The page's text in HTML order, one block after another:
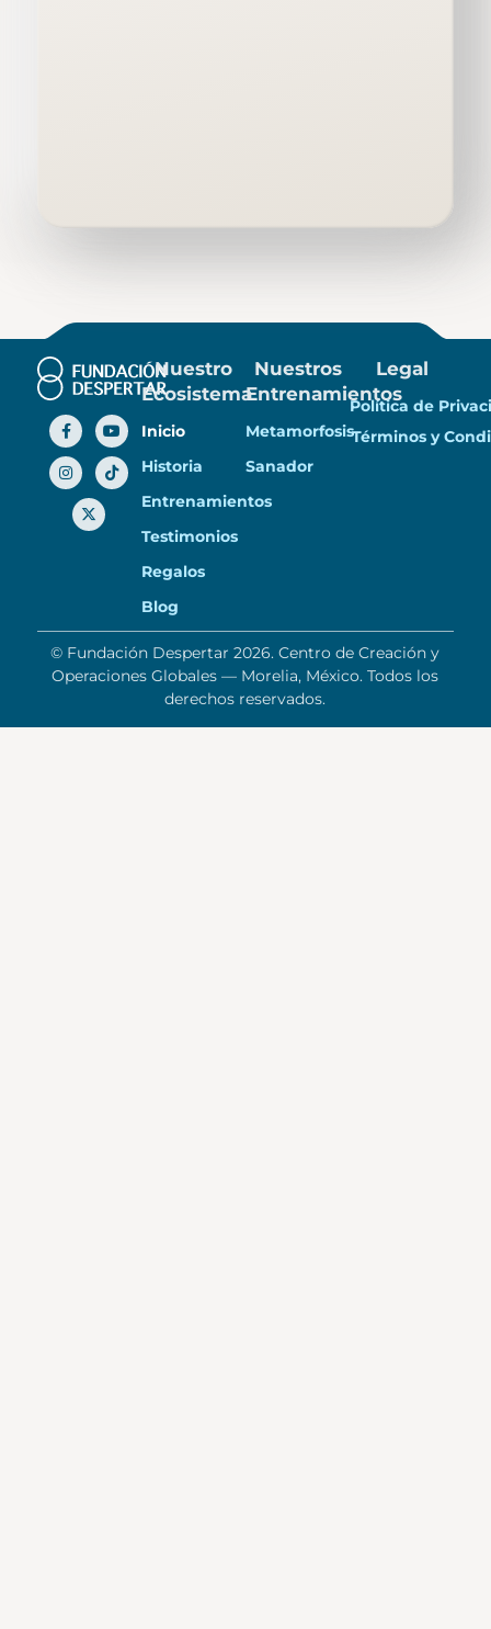
Nuestro
Ecosistema
Inicio
Historia
Entrenamientos
Testimonios
Regalos
Blog
Nuestros
Entrenamientos
Metamorfosis
Sanador
Legal
Política de
Términos y
© Fundación Despertar 2026. Centro de Creación y
Operaciones Globales — Morelia, México. Todos los
derechos reservados.